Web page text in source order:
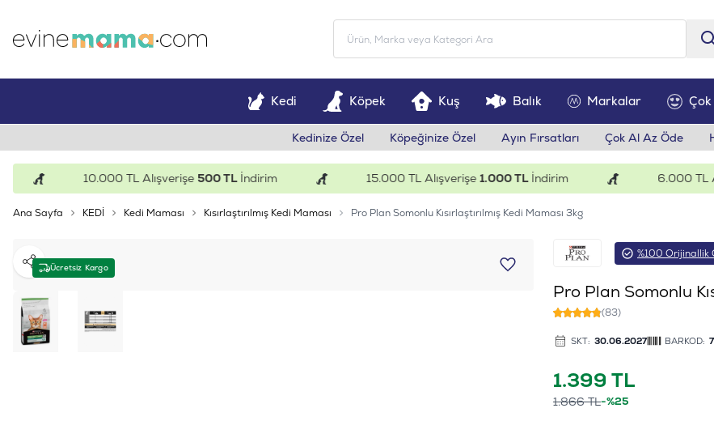
Kedi Köpek Kuş Balık Markalar
Kedinize Özel Köpeğinize Özel Ayın Fırsatları Çok Al Az Öde
10.000 TL Alışverişe500 TLİndirim 15.000 TL Alışverişe1.000 TLİndirim 6.000 TL
Ana Sayfa KEDİ Kedi Maması Kısırlaştırılmış Kedi Maması Pro Plan Somonlu Kısırlaştırılmış Kedi Maması 3kg
Ücretsiz Kargo
Paylaş
%100 Orijinallik
Pro Plan Somonlu
(83)
SKT: 30.06.2027 BARKOD:
1.399TL
1.866TL-%25